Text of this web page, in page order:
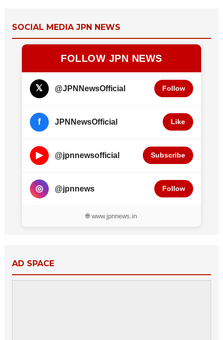
SOCIAL MEDIA JPN NEWS
FOLLOW JPN NEWS
𝕏 @JPNNewsOfficial Follow
f JPNNewsOfficial Like
▶ @jpnnewsofficial Subscribe
◎ @jpnnews Follow
🌐 www.jpnnews.in
AD SPACE